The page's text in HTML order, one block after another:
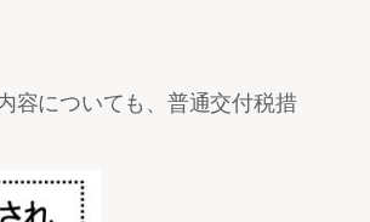
容についても、普通交付税措